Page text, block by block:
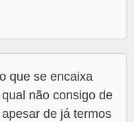
que se encaixa
não consigo de
de já termos